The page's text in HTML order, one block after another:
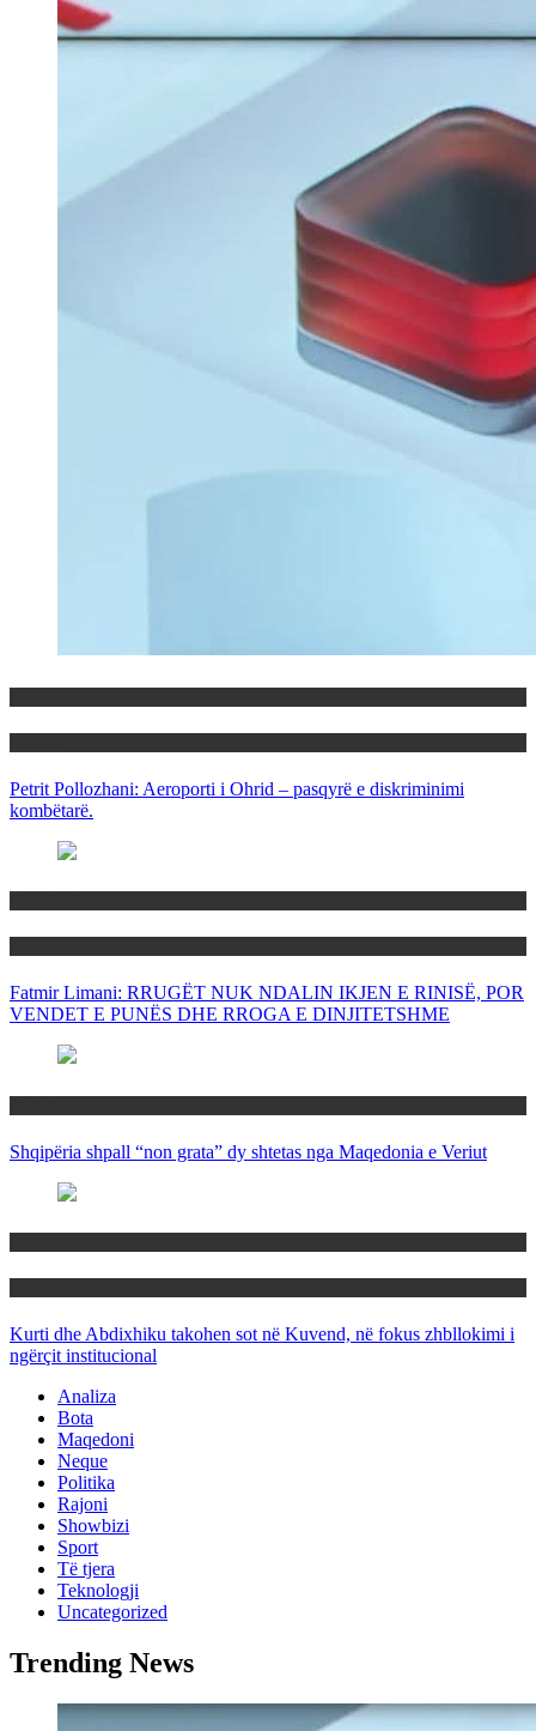
Petrit Pollozhani: Aeroporti i Ohrid – pasqyrë e diskriminimi
kombëtarë.
Fatmir Limani: RRUGËT NUK NDALIN IKJEN E RINISË, POR
VENDET E PUNËS DHE RROGA E DINJITETSHME
Shqipëria shpall “non grata” dy shtetas nga Maqedonia e Veriut
Kurti dhe Abdixhiku takohen sot në Kuvend, në fokus zhbllokimi i
ngërçit institucional
Analiza
Bota
Maqedoni
Neque
Politika
Rajoni
Showbizi
Sport
Të tjera
Teknologji
Uncategorized
Trending News